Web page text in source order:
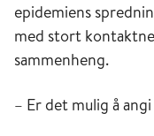
epidemiens
med stort
sammenheng.
– Er det mulig å